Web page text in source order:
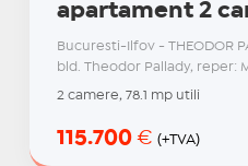
apartament 2
Bucuresti-Ilfov - THEODOR
bld. Theodor Pallady, reper:
2 camere, 78.1 mp utili
115.700 € (+TVA)